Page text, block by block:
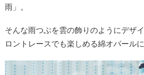
雨」。
そんな雨つぶを雲の飾りのようにデザ
ロントレースでも楽しめる綿オパール